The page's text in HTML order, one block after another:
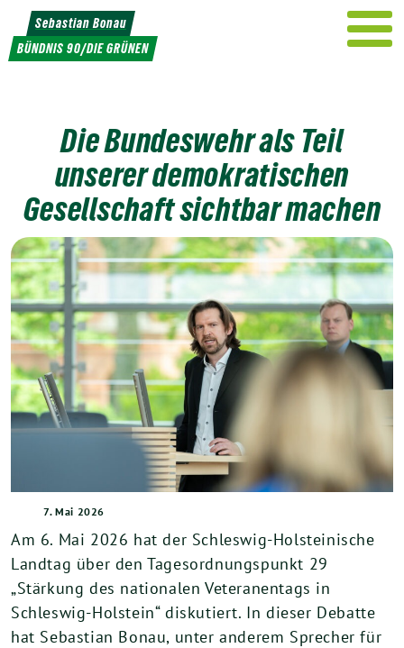
Weiter
zum
Inhalt
Sebastian Bonau
BÜNDNIS 90/DIE GRÜNEN
Die Bundeswehr als Teil
unserer demokratischen
Gesellschaft sichtbar machen
7. Mai 2026
Am 6. Mai 2026 hat der Schleswig-Holsteinische
Landtag über den Tagesordnungspunkt 29
„Stärkung des nationalen Veteranentags in
Schleswig-Holstein“ diskutiert. In dieser Debatte
hat Sebastian Bonau, unter anderem Sprecher für